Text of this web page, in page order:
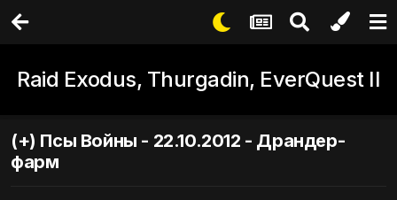
Raid Exodus, Thurgadin, EverQuest II
(+) Псы Войны - 22.10.2012 - Драндер-
фарм